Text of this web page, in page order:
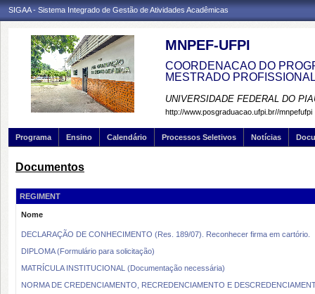
SIGAA - Sistema Integrado de Gestão de Atividades Acadêmicas
MNPEF-UFPI
COORDENACAO DO
MESTRADO
UNIVERSIDADE FEDERAL DO
http://www.posgraduacao.ufpi.br//mnpefufpi
Programa Ensino Calendário Processos Seletivos Notícias
Documentos
REGIMENT
Nome
DECLARAÇÃO DE CONHECIMENTO (Res. 189/07). Reconhecer firma em cartório.
DIPLOMA (Formulário para solicitação)
MATRÍCULA INSTITUCIONAL (Documentação necessária)
NORMA DE CREDENCIAMENTO, RECREDENCIAMENTO E